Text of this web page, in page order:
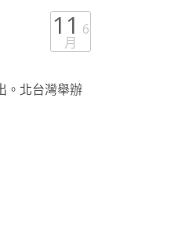
11 6
月
。北台灣舉辦